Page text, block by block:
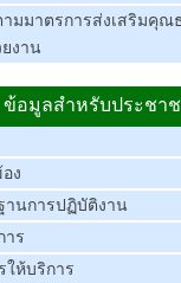
ามมาตรการส่งเสริมคุณ
งาน
ข้อมูลสำหรับประชา
ง
านการปฏิบัติงาน
าร
ให้บริการ